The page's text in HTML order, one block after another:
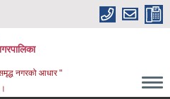
नगरको आधार "